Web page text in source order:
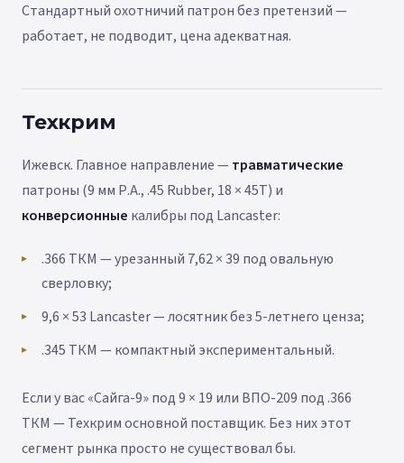
Стандартный охотничий патрон без претензий —
работает, не подводит, цена адекватная.
Техкрим
Ижевск. Главное направление — травматические
патроны (9 мм Р.А., .45 Rubber, 18 × 45T) и
конверсионные калибры под Lancaster:
.366 ТКМ — урезанный 7,62 × 39 под овальную
сверловку;
9,6 × 53 Lancaster — лосятник без 5-летнего ценза;
.345 ТКМ — компактный экспериментальный.
Если у вас «Сайга-9» под 9 × 19 или ВПО-209 под .366
ТКМ — Техкрим основной поставщик. Без них этот
сегмент рынка просто не существовал бы.